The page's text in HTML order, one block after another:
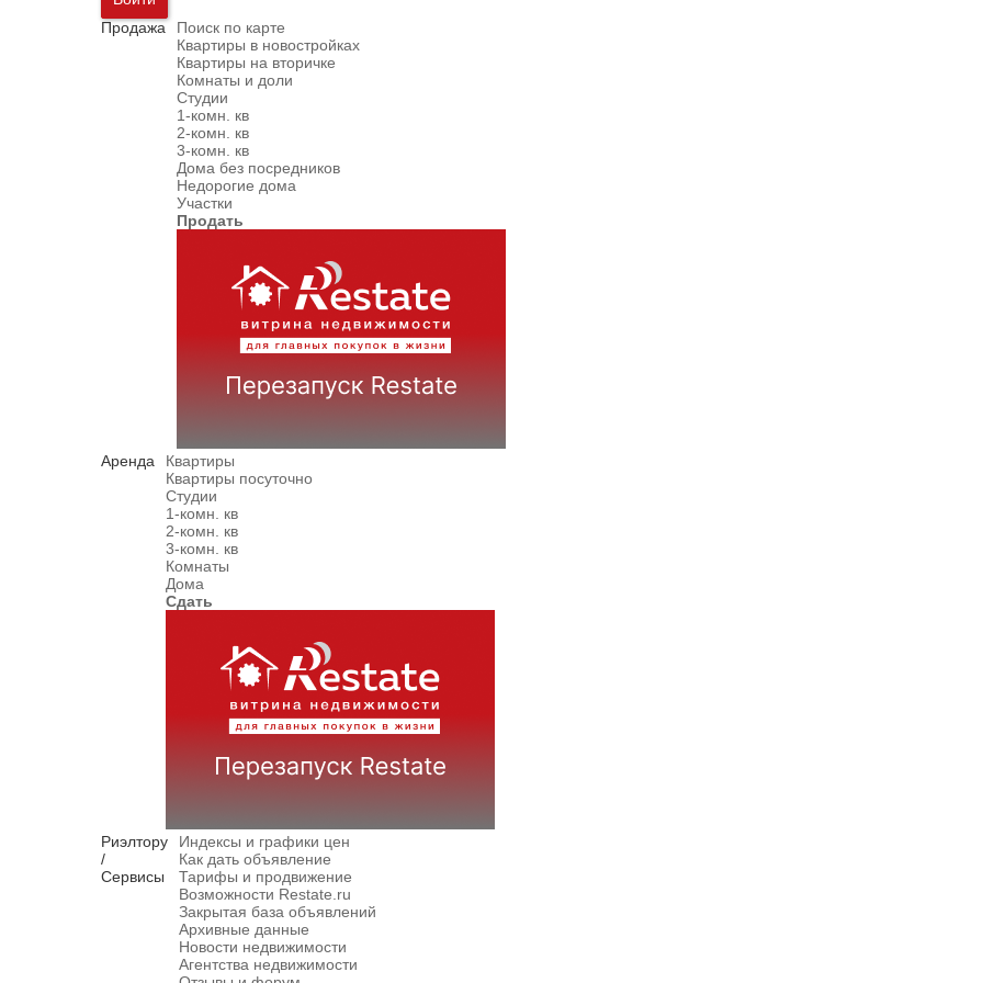
Продажа
Поиск по карте
Квартиры в новостройках
Квартиры на вторичке
Комнаты и доли
Студии
1-комн. кв
2-комн. кв
3-комн. кв
Дома без посредников
Недорогие дома
Участки
Продать
Аренда
Квартиры
Квартиры посуточно
Студии
1-комн. кв
2-комн. кв
3-комн. кв
Комнаты
Дома
Сдать
Риэлтору
/
Сервисы
Индексы и графики цен
Как дать объявление
Тарифы и продвижение
Возможности Restate.ru
Закрытая база объявлений
Архивные данные
Новости недвижимости
Агентства недвижимости